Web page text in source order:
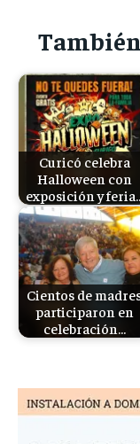
Curicó celebra
Halloween con
exposición y
Cientos de
participaron en
celebración…